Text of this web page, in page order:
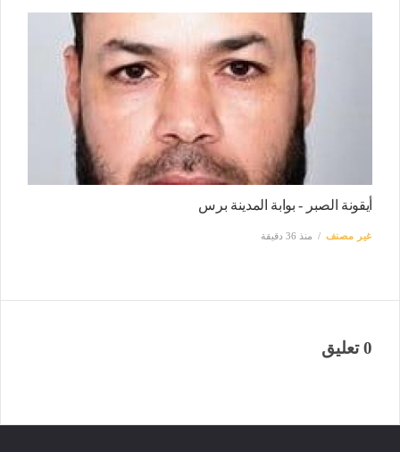
أيقونة الصبر - بوابة المدينة برس
غير مصنف منذ 36 دقيقة
0 تعليق